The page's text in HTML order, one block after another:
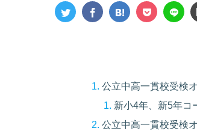
公立中高一貫校受検
新小4年、新5年コ
公立中高一貫校受検